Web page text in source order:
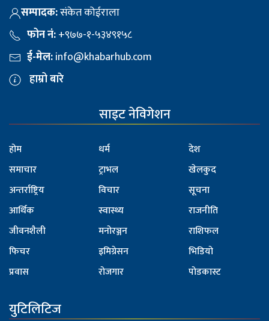
सम्पादक:संकेत कोईराला
फोन नं:+९७७-१-५३४९१५८
ई-मेल:info@khabarhub.com
हाम्रो बारे
साइट नेविगेशन
होम
समाचार
अन्तर्राष्ट्रिय
आर्थिक
जीवनशैली
फिचर
प्रवास
धर्म
ट्राभल
विचार
स्वास्थ्य
मनोरञ्जन
इमिग्रेसन
रोजगार
देश
खेलकुद
सूचना
राजनीति
राशिफल
भिडियो
पोडकास्ट
युटिलिटिज